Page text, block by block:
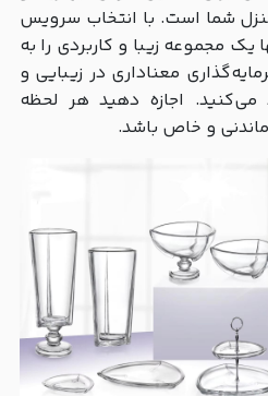
شما است. با انتخاب سرویس
یک مجموعه زیبا و کاربردی را به
معناداری در زیبایی و
می‌کنید. اجازه دهید هر لحظه
و خاص باشد.